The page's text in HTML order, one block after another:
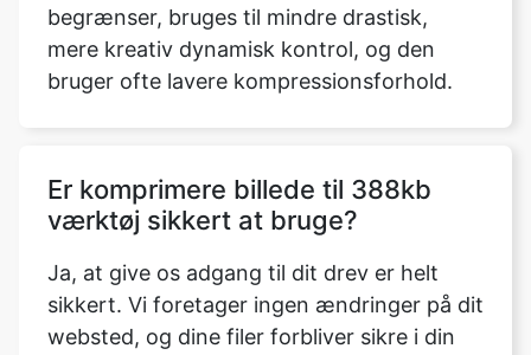
Er komprimere billede til 388kb
Ja, at give os adgang til dit drev er helt
sikkert. Vi foretager ingen ændringer på dit
websted, og dine filer forbliver sikre i din
besiddelse. Du kan simpelthen komprimere
ethvert billede ved hjælp af
komprimeringsbilledet til 388kb-værktøjet.